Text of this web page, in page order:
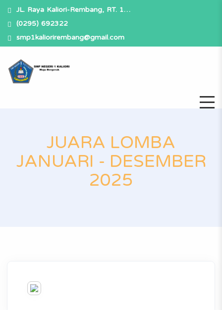
JL. Raya Kaliori-Rembang, RT. 1…
(0295) 692322
smp1kaliorirembang@gmail.com
JUARA LOMBA
JANUARI - DESEMBER
2025